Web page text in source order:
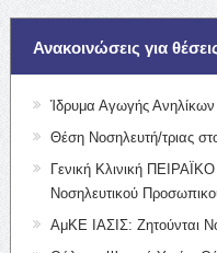
Ανακοινώσεις για
Ίδρυμα Αγωγής
Θέση Νοσηλευτή/τριας
Γενική Κλινική
Νοσηλευτικού
ΑμΚΕ ΙΑΣΙΣ: Ζητούνται